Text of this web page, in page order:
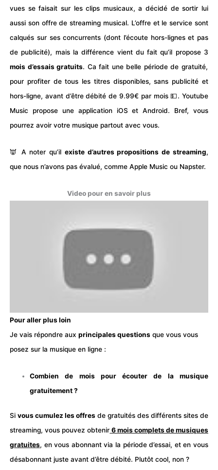
vues se faisait sur les clips musicaux, a décidé de sortir lui
aussi son offre destreaming musical. L’offre et le service sont
calqués sur ses concurrents (dont l’écoute hors-lignes et pas
de publicité), mais la différence vient du fait qu’il propose 3
mois d’essais gratuits. Ca fait une belle période de gratuité,
pour profiter de tous les titres disponibles, sans publicité et
hors-ligne, avant d’être débité de 9.99€ par mois 💵. Youtube
Music propose une application iOS et Android. Bref, vous
pourrez avoir votre musique partout avec vous.
👿 A noter qu’il existe d’autres propositions de streaming,
que nous n’avons pas évalué, comme Apple Music ou Napster.
Video pour en savoir plus
Pour aller plus loin
Je vais répondre aux principales questions que vous vous
posez sur la musique en ligne :
Combien de mois pour écouter de la musique
gratuitement ?
Si vous cumulez les offres de gratuités des différents sites de
streaming, vous pouvez obtenir 6 mois complets de musiques
gratuites, en vous abonnant via la période d’essai, et en vous
désabonnant juste avant d’être débité. Plutôt cool, non ?